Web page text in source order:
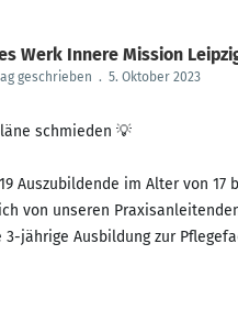
Werk Innere Mission
geschrieben . 5. Oktober 2023
schmieden 💡
19 Auszubildende im Alter von
von unseren
jährige Ausbildung zur